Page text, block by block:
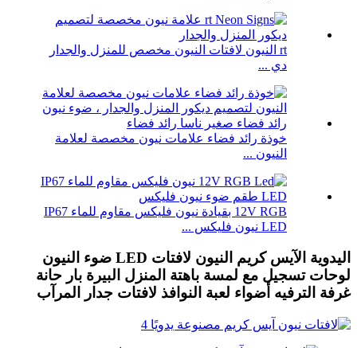
rt النيون لافتات النيون مخصص للمنزل والجدار
دي ...
خوذة رائد فضاء علامات نيون مخصصة لعلامة
النيون ...
12V RGB بقيادة نيون فليكس مقاوم للماء IP67
LED نيون فليكس ...
اليدوية الآيس كريم النيون لافتات LED ضوء النيون
لوحات تسجيل مع لمسة باهتة المنزل البيرة بار حانة
غرفة الترفيه أضواء لعبة النوافذ لافتات جدار المرآب